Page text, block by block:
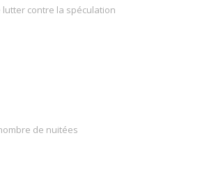
contre la spéculation
de nuitées